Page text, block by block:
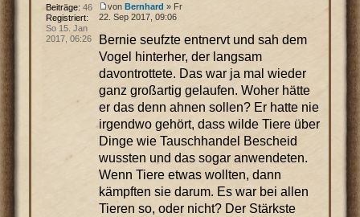
von Bernhard » Fr
22. Sep 2017, 09:06
Bernie seufzte entnervt und sah dem
Vogel hinterher, der langsam
davontrottete. Das war ja mal wieder
ganz großartig gelaufen. Woher hätte
er das denn ahnen sollen? Er hatte nie
irgendwo gehört, dass wilde Tiere über
Dinge wie Tauschhandel Bescheid
wussten und das sogar anwendeten.
Wenn Tiere etwas wollten, dann
kämpften sie darum. Es war bei allen
Tieren so, oder nicht? Der Stärkste
Beiträge: 46
Registriert:
So 15. Jan
2017, 06:26